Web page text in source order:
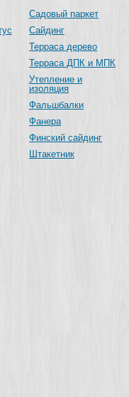
Садовый паркет
Сайдинг
Терраса дерево
Терраса ДПК и МПК
Утепление и
изоляция
Фальшбалки
Фанера
Финский сайдинг
Штакетник